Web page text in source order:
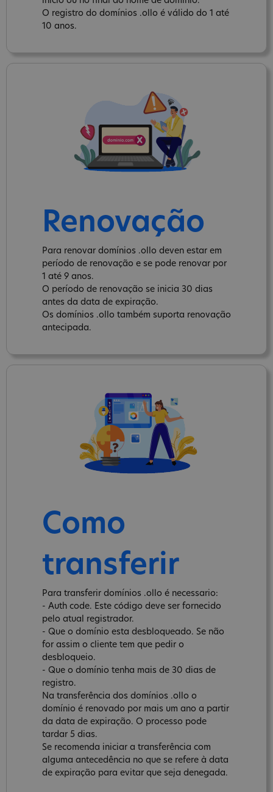
O registro do domínios .ollo é válido do 1 até
10 anos.
Renovação
Para renovar domínios .ollo deven estar em
período de renovação e se pode renovar por
1 até 9 anos.
O período de renovação se inicia 30 dias
antes da data de expiração.
Os domínios .ollo também suporta renovação
antecipada.
Como
transferir
Para transferir domínios .ollo é necessario:
- Auth code. Este código deve ser fornecido
pelo atual registrador.
- Que o domínio esta desbloqueado. Se não
for assim o cliente tem que pedir o
desbloqueio.
- Que o domínio tenha mais de 30 dias de
registro.
Na transferência dos domínios .ollo o
domínio é renovado por mais um ano a partir
da data de expiração. O processo pode
tardar 5 dias.
Se recomenda iniciar a transferência com
alguma antecedência no que se refere à data
de expiração para evitar que seja denegada.